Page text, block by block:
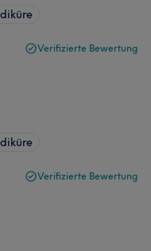
Verifizierte Bewertung
Verifizierte Bewertung